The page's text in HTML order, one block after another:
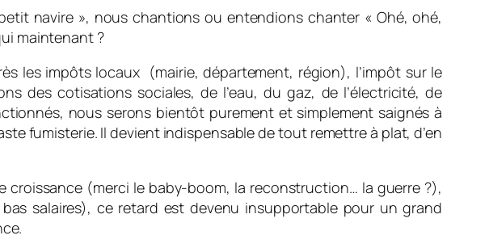
navire », nous chantions ou entendions chanter « Ohé, ohé,
maintenant ?
les impôts locaux (mairie, département, région), l’impôt sur le
des cotisations sociales, de l’eau, du gaz, de l’électricité, de
nous serons bientôt purement et simplement saignés à
fumisterie. Il devient indispensable de tout remettre à plat, d’en
(merci le baby-boom, la reconstruction… la guerre ?),
salaires), ce retard est devenu insupportable pour un grand